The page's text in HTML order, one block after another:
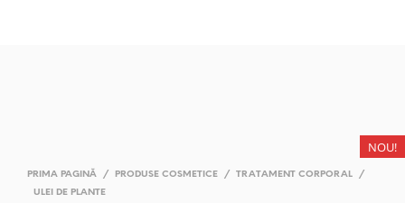
NOU!
PRIMA PAGINĂ / PRODUSE COSMETICE / TRATAMENT CORPORAL
/
ULEI DE PLANTE